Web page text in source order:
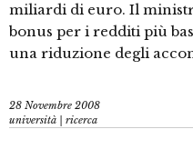
miliardi di euro. Il
bonus per i redditi più
una riduzione degli
28 Novembre 2008
università | ricerca